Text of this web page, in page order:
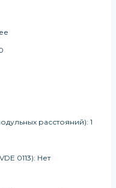
расстояний): 1
0113): Нет